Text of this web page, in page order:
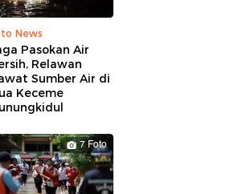
News
Pasokan Air
Relawan
Sumber Air di
Keceme
7 Foto